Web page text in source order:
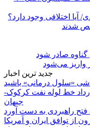
اختلافی وجود دارد؟
گناوه صادر شود
جدید ترین اخبار
خط لوله نفت کرکوک-
جیهان
فتح راهبردی به دست آورد
از توافق ایران و آمریکا